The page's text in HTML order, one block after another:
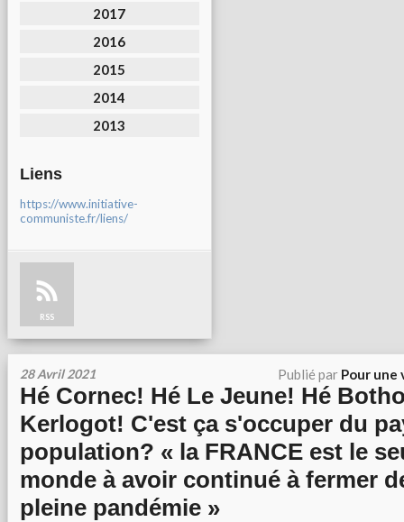
2017
2016
2015
2014
2013
Liens
https://www.initiative-
communiste.fr/liens/
RSS
28 Avril 2021 Publié par Pour une
Hé Cornec! Hé Le Jeune! Hé
Kerlogot! C'est ça s'occuper du
population? « la FRANCE est le
monde à avoir continué à fermer
pleine pandémie »